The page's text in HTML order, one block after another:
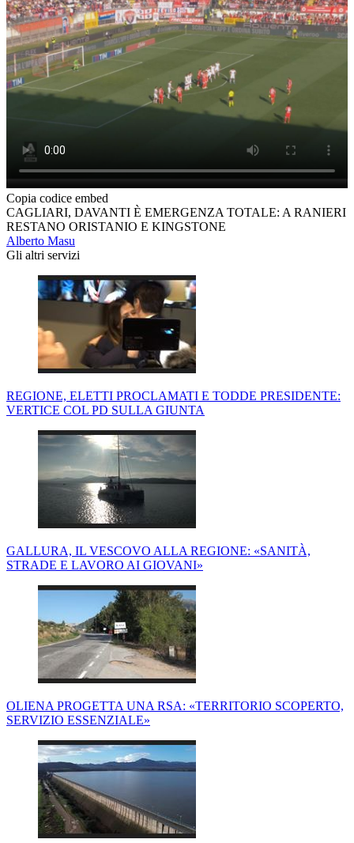
Copia codice embed
CAGLIARI, DAVANTI È EMERGENZA TOTALE: A RANIERI
RESTANO ORISTANIO E KINGSTONE
Alberto Masu
Gli altri servizi
REGIONE, ELETTI PROCLAMATI E TODDE PRESIDENTE:
VERTICE COL PD SULLA GIUNTA
GALLURA, IL VESCOVO ALLA REGIONE: «SANITÀ,
STRADE E LAVORO AI GIOVANI»
OLIENA PROGETTA UNA RSA: «TERRITORIO SCOPERTO,
SERVIZIO ESSENZIALE»